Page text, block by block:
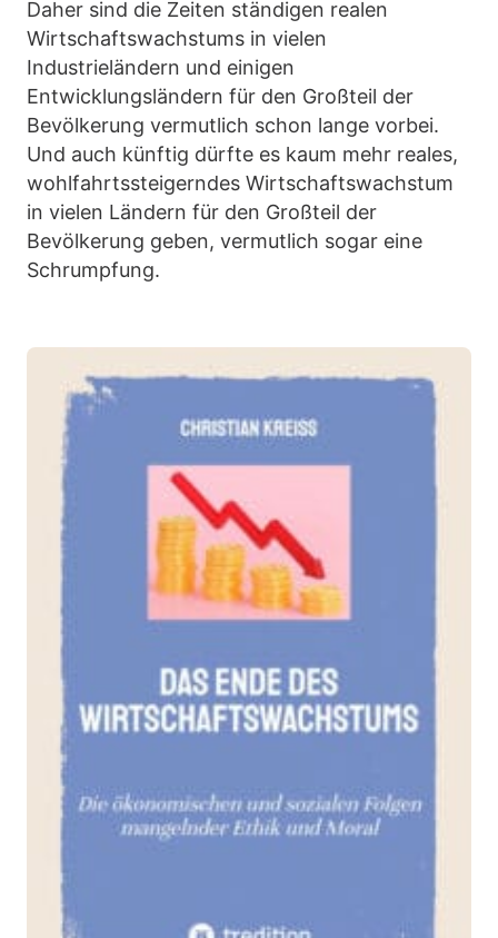
Daher sind die Zeiten ständigen realen
Wirtschaftswachstums in vielen
Industrieländern und einigen
Entwicklungsländern für den Großteil der
Bevölkerung vermutlich schon lange vorbei.
Und auch künftig dürfte es kaum mehr reales,
wohlfahrtssteigerndes Wirtschaftswachstum
in vielen Ländern für den Großteil der
Bevölkerung geben, vermutlich sogar eine
Schrumpfung.